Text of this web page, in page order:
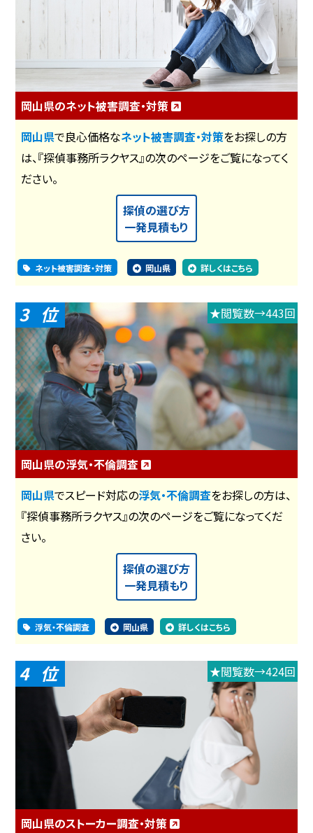
岡山県のネット被害調査・対策
岡山県で良心価格なネット被害調査・対策をお探しの方
は、『探偵事務所ラクヤス』の次のページをご覧になってく
ださい。
探偵の選び方
一発見積もり
ネット被害調査・対策 岡山県 詳しくはこちら
3 ★閲覧数→443回
岡山県の浮気・不倫調査
岡山県でスピード対応の浮気・不倫調査をお探しの方は、
『探偵事務所ラクヤス』の次のページをご覧になってくだ
さい。
探偵の選び方
一発見積もり
浮気・不倫調査 岡山県 詳しくはこちら
4 ★閲覧数→424回
岡山県のストーカー調査・対策